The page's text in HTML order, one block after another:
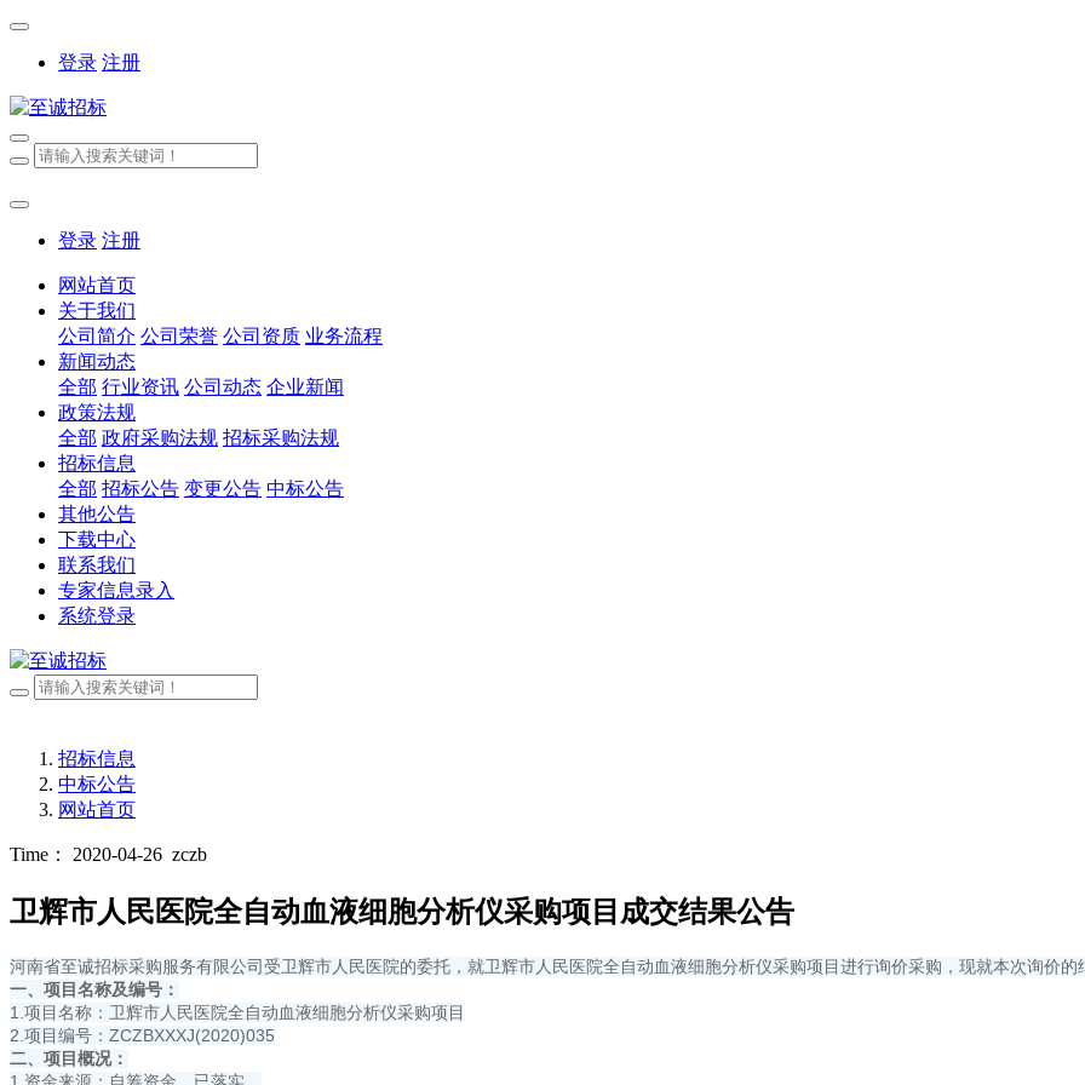
登录 注册
登录 注册
网站首页
关于我们
公司简介 公司荣誉 公司资质 业务流程
新闻动态
全部 行业资讯 公司动态 企业新闻
政策法规
全部 政府采购法规 招标采购法规
招标信息
全部 招标公告 变更公告 中标公告
其他公告
下载中心
联系我们
专家信息录入
系统登录
招标信息
中标公告
网站首页
Time： 2020-04-26 zczb
卫辉市人民医院全自动血液细胞分析仪采购项目成交结果公告
河南省至诚招标采购服务有限公司受卫辉市人民医院的委托，就卫辉市人民医院全自动血液细胞分析仪采购项目进行询价采购，现就本次询价的
一、项目名称及编号：
1.项目名称：卫辉市人民医院全自动血液细胞分析仪采购项目
2.项目编号：ZCZBXXXJ(2020)035
二、项目概况：